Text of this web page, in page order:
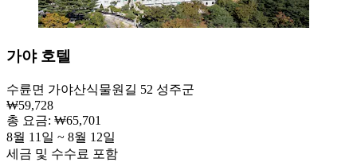
가야 호텔
수륜면 가야산식물원길 52 성주군
₩59,728
총 요금: ₩65,701
8월 11일 ~ 8월 12일
세금 및 수수료 포함